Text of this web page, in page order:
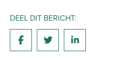
DEEL DIT BERICHT: